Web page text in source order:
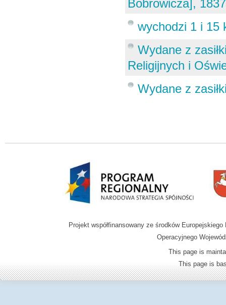
Bobrowicza],
wychodzi 1 i 15
Wydane z
Religijnych i
Wydane z
Projekt współfinansowany ze środków
Operacyjnego
This page is
This page is